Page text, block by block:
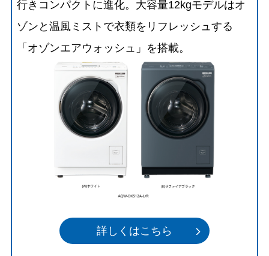
行きコンパクトに進化。大容量12kgモデルはオ
ゾンと温風ミストで衣類をリフレッシュする
「オゾンエアウォッシュ」を搭載。
詳しくはこちら